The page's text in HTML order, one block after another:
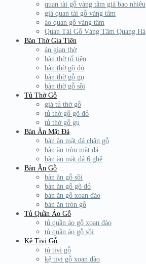
quan tài gỗ vàng tâm giá bao nhiêu
giá quan tài gỗ vàng tâm
áo quan gỗ vàng tâm
Quan Tài Gỗ Vàng Tâm Quang Hà
Bàn Thờ Gia Tiên
án gian thờ
bàn thờ tổ tiên
bàn thờ gõ đỏ
bàn thờ gỗ gụ
bàn thờ gỗ sồi
Tủ Thờ Gỗ
giá tủ thờ gỗ
tủ thờ gỗ gõ đỏ
tủ thờ gỗ gụ
Bàn Ăn Mặt Đá
bàn ăn mặt đá chân gỗ
bàn ăn tròn mặt đá
bàn ăn mặt đá 6 ghế
Bàn Ăn Gỗ
bàn ăn gỗ sồi
bàn ăn gỗ gõ đỏ
bàn ăn gỗ xoan đào
bàn ăn tròn gỗ
Tủ Quần Áo Gỗ
tủ quần áo gỗ xoan đào
tủ quần áo gỗ sồi
Kệ Tivi Gỗ
tủ tivi gỗ
kệ tivi gỗ xoan đào